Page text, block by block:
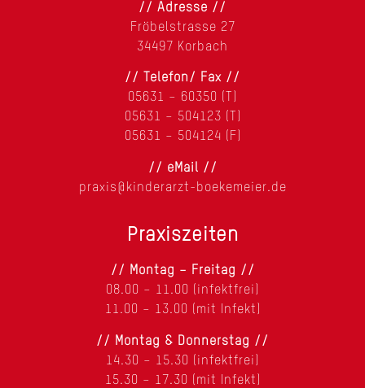
// Adresse //
Fröbelstrasse 27
34497 Korbach
// Telefon/ Fax //
05631 – 60350 (T)
05631 – 504123 (T)
05631 – 504124 (F)
// eMail //
praxis@kinderarzt-boekemeier.de
Praxiszeiten
// Montag – Freitag //
08.00 – 11.00 (infektfrei)
11.00 – 13.00 (mit Infekt)
// Montag & Donnerstag //
14.30 – 15.30 (infektfrei)
15.30 – 17.30 (mit Infekt)